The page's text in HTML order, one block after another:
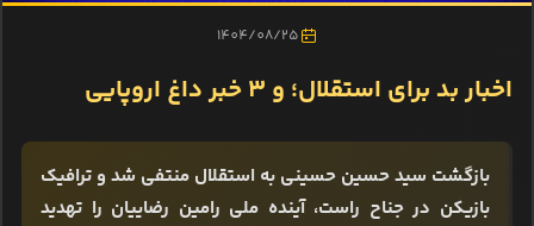
1404/08/25
اخبار بد برای استقلال؛ و 3 خبر داغ اروپایی
بازگشت سید حسین حسینی به استقلال منتفی شد و ترافیک
بازیکن در جناح راست، آینده ملی رامین رضاییان را تهدید